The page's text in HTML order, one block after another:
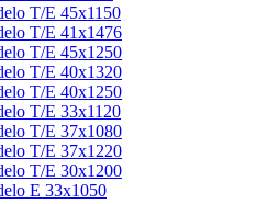
T/E 45x1150
T/E 41x1476
T/E 45x1250
T/E 40x1320
T/E 40x1250
T/E 33x1120
T/E 37x1080
T/E 37x1220
T/E 30x1200
E 33x1050